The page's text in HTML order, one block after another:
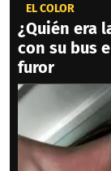
EL COLOR
¿Quién era
con su bus
furor